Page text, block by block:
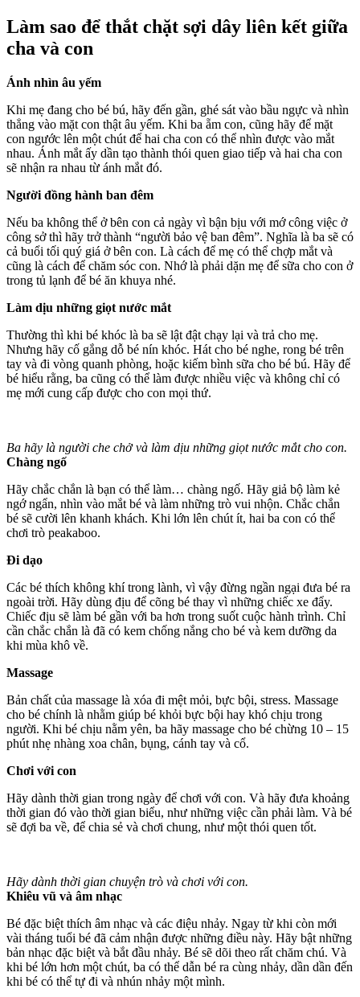
Làm sao để thắt chặt sợi dây liên kết giữa
cha và con
Ánh nhìn âu yếm
Khi mẹ đang cho bé bú, hãy đến gần, ghé sát vào bầu ngực và nhìn
thẳng vào mặt con thật âu yếm. Khi ba ẵm con, cũng hãy để mặt
con ngước lên một chút để hai cha con có thể nhìn được vào mắt
nhau. Ánh mắt ấy dần tạo thành thói quen giao tiếp và hai cha con
sẽ nhận ra nhau từ ánh mắt đó.
Người đồng hành ban đêm
Nếu ba không thể ở bên con cả ngày vì bận bịu với mớ công việc ở
công sở thì hãy trở thành “người bảo vệ ban đêm”. Nghĩa là ba sẽ có
cả buổi tối quý giá ở bên con. Là cách để mẹ có thể chợp mắt và
cũng là cách để chăm sóc con. Nhớ là phải dặn mẹ để sữa cho con ở
trong tủ lạnh để bé ăn khuya nhé.
Làm dịu những giọt nước mắt
Thường thì khi bé khóc là ba sẽ lật đật chạy lại và trả cho mẹ.
Nhưng hãy cố gắng dỗ bé nín khóc. Hát cho bé nghe, rong bé trên
tay và đi vòng quanh phòng, hoặc kiếm bình sữa cho bé bú. Hãy để
bé hiểu rằng, ba cũng có thể làm được nhiều việc và không chỉ có
mẹ mới cung cấp được cho con mọi thứ.
Ba hãy là người che chở và làm dịu những giọt nước mắt cho con.
Chàng ngố
Hãy chắc chắn là bạn có thể làm… chàng ngố. Hãy giả bộ làm kẻ
ngớ ngẩn, nhìn vào mắt bé và làm những trò vui nhộn. Chắc chắn
bé sẽ cười lên khanh khách. Khi lớn lên chút ít, hai ba con có thể
chơi trò peakaboo.
Đi dạo
Các bé thích không khí trong lành, vì vậy đừng ngần ngại đưa bé ra
ngoài trời. Hãy dùng địu để cõng bé thay vì những chiếc xe đẩy.
Chiếc địu sẽ làm bé gần với ba hơn trong suốt cuộc hành trình. Chỉ
cần chắc chắn là đã có kem chống nắng cho bé và kem dưỡng da
khi mùa khô về.
Massage
Bản chất của massage là xóa đi mệt mỏi, bực bội, stress. Massage
cho bé chính là nhằm giúp bé khỏi bực bội hay khó chịu trong
người. Khi bé chịu nằm yên, ba hãy massage cho bé chừng 10 – 15
phút nhẹ nhàng xoa chân, bụng, cánh tay và cổ.
Chơi với con
Hãy dành thời gian trong ngày để chơi với con. Và hãy đưa khoảng
thời gian đó vào thời gian biểu, như những việc cần phải làm. Và bé
sẽ đợi ba về, để chia sẻ và chơi chung, như một thói quen tốt.
Hãy dành thời gian chuyện trò và chơi với con.
Khiêu vũ và âm nhạc
Bé đặc biệt thích âm nhạc và các điệu nhảy. Ngay từ khi còn mới
vài tháng tuổi bé đã cảm nhận được những điều này. Hãy bật những
bản nhạc đặc biệt và bắt đầu nhảy. Bé sẽ dõi theo rất chăm chú. Và
khi bé lớn hơn một chút, ba có thể dẫn bé ra cùng nhảy, dần dần đến
khi bé có thể tự đi và nhún nhảy một mình.